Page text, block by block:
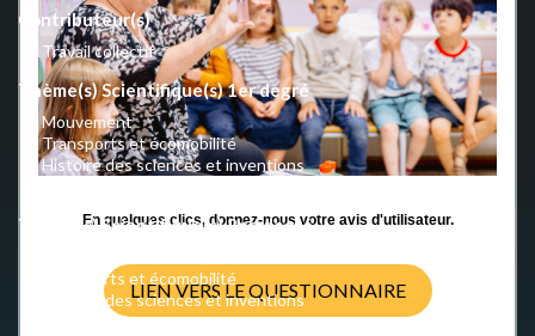
Contributeur(s)
Travail collectif
Thème(s) Scientifique(s) 1er degré
Mouvement
Transports et écomobilité
Histoire des sciences et inventions
Thème(s) Scientifique(s) 2nd degré
Transports et écomobilité
Histoire des sciences et inventions
Ecomobilité
En quelques clics, donnez-nous votre avis d'utilisateur.
LIEN VERS LE QUESTIONNAIRE